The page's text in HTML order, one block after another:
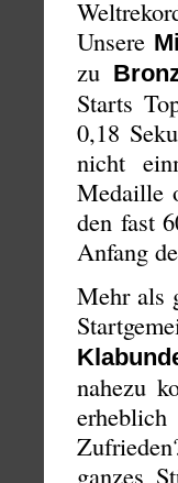
Unsere
zu
Starts
0,18
nicht
Medaille
den fast
Anfang
Mehr als
nahezu
ganzes